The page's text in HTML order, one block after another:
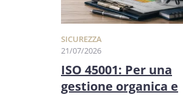
SICUREZZA
21/07/2026
ISO 45001: Per una
gestione organica e